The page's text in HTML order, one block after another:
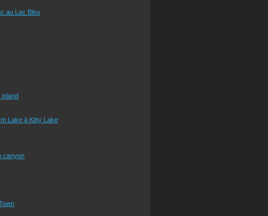
au Lac Bleu
island
Lake à Kitty Lake
canyon